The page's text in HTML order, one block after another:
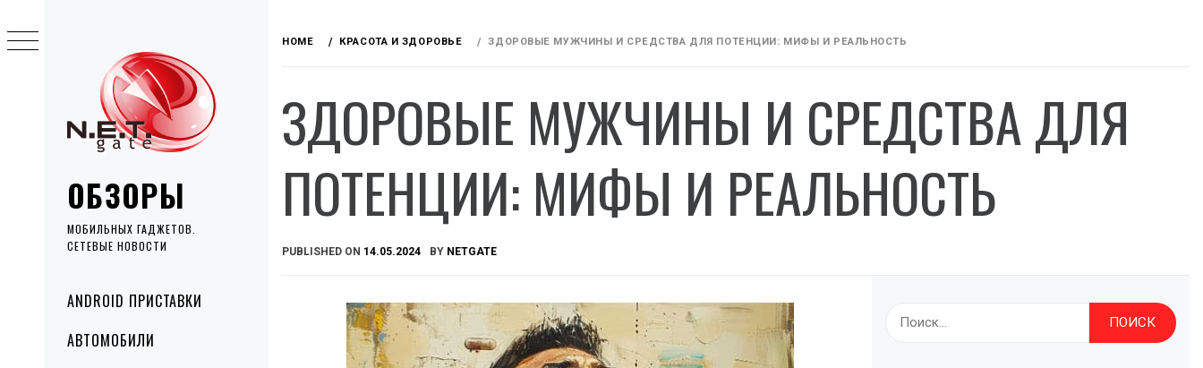
ОБЗОРЫ
МОБИЛЬНЫХ ГАДЖЕТОВ.
СЕТЕВЫЕ НОВОСТИ
Primary
Menu
ANDROID ПРИСТАВКИ
АВТОМОБИЛИ
to
content
HOME КРАСОТА И ЗДОРОВЬЕ ЗДОРОВЫЕ МУЖЧИНЫ И СРЕДСТВА ДЛЯ ПОТЕНЦИИ: МИФЫ И РЕАЛЬНОСТЬ
ЗДОРОВЫЕ МУЖЧИНЫ И СРЕДСТВА ДЛЯ
ПОТЕНЦИИ: МИФЫ И РЕАЛЬНОСТЬ
PUBLISHED ON 14.05.2024 BY NETGATE
Найти: